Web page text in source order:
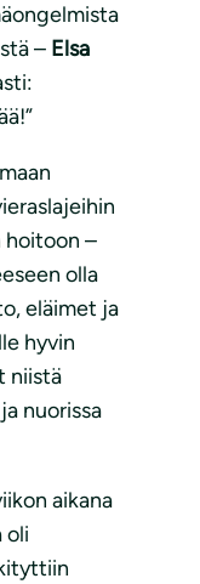
– Elsa
hoitoon –
olla
eläimet ja
hyvin
niistä
nuorissa
aikana
oli